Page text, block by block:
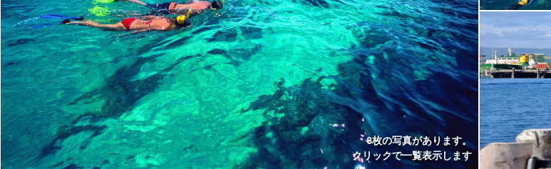
8枚の写真があります。
クリックで一覧表示します